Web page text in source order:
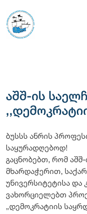
აშშ-ის
ბუსსს ანრის
საყურადღებოდ!
გაცნობებთ, რომ
მხარდაჭერით,
უნივერსიტეტისა და
ვახორციელებთ
„დემოკრატიის